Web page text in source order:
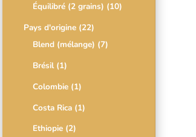
Équilibré (2 grains) (10)
Pays d'origine (22)
Blend (mélange) (7)
Brésil (1)
Colombie (1)
Costa Rica (1)
Ethiopie (2)